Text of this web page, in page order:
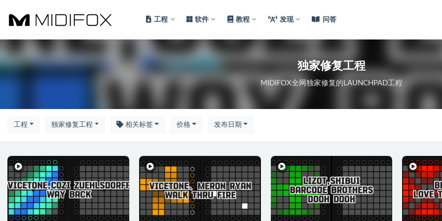
工程 软件 教程 发现 问答
独家修复工程
MIDIFOX全网独家修复的LAUNCHPAD工程
工程 独家修复工程 相关标签 价格 发布日期